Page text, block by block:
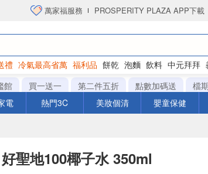
萬家福服務 PROSPERITY PLAZA APP下載
禮 冷氣最高省萬 福利品 餅乾 泡麵 飲料 中元拜拜
館 買一送一 第二件五折 點數加碼送 檔
電 熱門3C 美妝個清 嬰童保健
好聖地100椰子水 350ml